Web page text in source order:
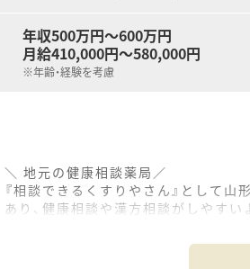
年収500万円～600万円
月給410,000円～580,000円
※年齢・経験を考慮
＼ 地元の健康相談薬局／
『相談できるくすりやさん』として
あり、健康相談や漢方相談がしやす